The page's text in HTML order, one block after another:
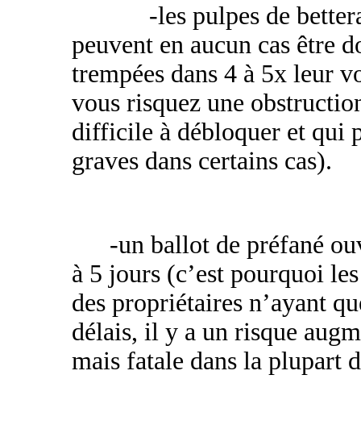
-les pulpes de
peuvent en aucun cas être
trempées dans 4 à 5x leur
vous risquez une
difficile à débloquer et qui
graves dans certains cas).
-un ballot de préfané
à 5 jours (c’est pourquoi
des propriétaires n’ayant
délais, il y a un risque
mais fatale dans la plupart